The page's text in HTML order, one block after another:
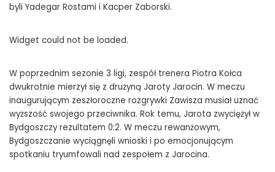
byli Yadegar Rostami i Kacper Zaborski.
Widget could not be loaded.
W poprzednim sezonie 3 ligi, zespół trenera Piotra Kołca
dwukrotnie mierzył się z drużyną Jaroty Jarocin. W meczu
inaugurującym zeszłoroczne rozgrywki Zawisza musiał uznać
wyższość swojego przeciwnika. Rok temu, Jarota zwyciężył w
Bydgoszczy rezultatem 0:2. W meczu rewanżowym,
Bydgoszczanie wyciągnęli wnioski i po emocjonującym
spotkaniu tryumfowali nad zespołem z Jarocina.